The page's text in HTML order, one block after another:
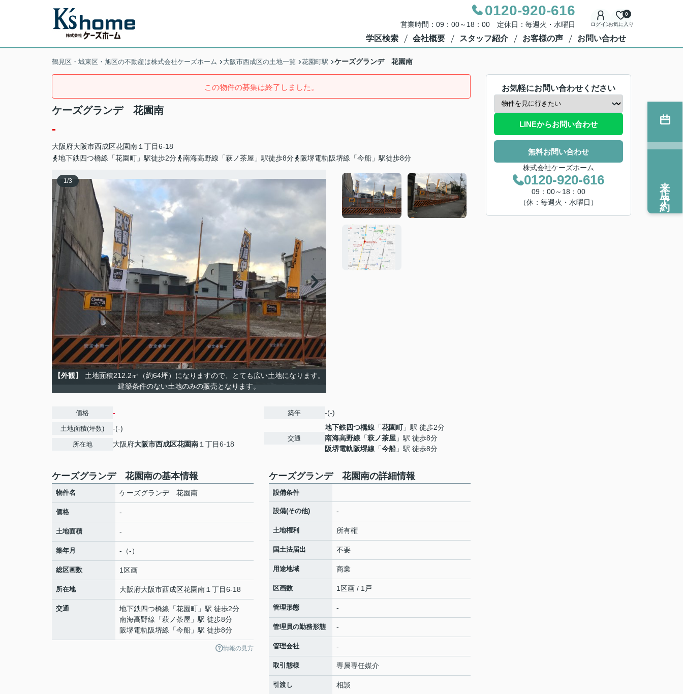
0120-920-616
営業時間：09：00～18：00 定休日：毎週火・水曜日 ログインお気に入り
0
学区検索 会社概要 スタッフ紹介 お客様の声 お問い合わせ
鶴見区・城東区・旭区の不動産は株式会社ケーズホーム 大阪市西成区の土地一覧 花園町駅 ケーズグランデ 花園南
この物件の募集は終了しました。
ケーズグランデ 花園南
-
大阪府大阪市西成区花園南 １丁目6-18
地下鉄四つ橋線「花園町」駅徒歩2分
南海高野線「萩ノ茶屋」駅徒歩8分 阪堺電軌阪堺線「今船」駅徒歩8分
1/3
【外観】
土地面積212.2㎡（約64坪）になりますので、とても広い土地になります。
建築条件のない土地のみの販売となります。
価格 -
土地面積(坪数) -(-)
所在地 大阪府大阪市西成区花園南 １丁目6-18
築年 -(-)
交通
地下鉄四つ橋線 「花園町」駅 徒歩2分
南海高野線 「萩ノ茶屋 」駅 徒歩8分
阪堺電軌阪堺線 「今船」駅 徒歩8分
ケーズグランデ 花園南の基本情報
物件名 ケーズグランデ 花園南
価格 -
土地面積 -
築年月 -（-）
総区画数 1区画
所在地 大阪府大阪市西成区花園南 １丁目6-18
交通 地下鉄四つ橋線 「花園町 」駅 徒歩2分
南海高野線 「萩ノ茶屋 」駅 徒歩8分
阪堺電軌阪堺線 「今船 」駅 徒歩8分
情報の見方
ケーズグランデ 花園南の詳細情報
設備条件
設備(その他) -
土地権利 所有権
国土法届出 不要
用途地域 商業
区画数 1区画 / 1戸
管理形態 -
管理員の勤務形態 -
管理会社 -
取引態様 専属専任媒介
引渡し 相談
お気軽にお問い合わせください
LINEからお問い合わせ
無料お問い合わせ
株式会社ケーズホーム
0120-920-616
09：00～18：00
（休：毎週火・水曜日）
来店予約